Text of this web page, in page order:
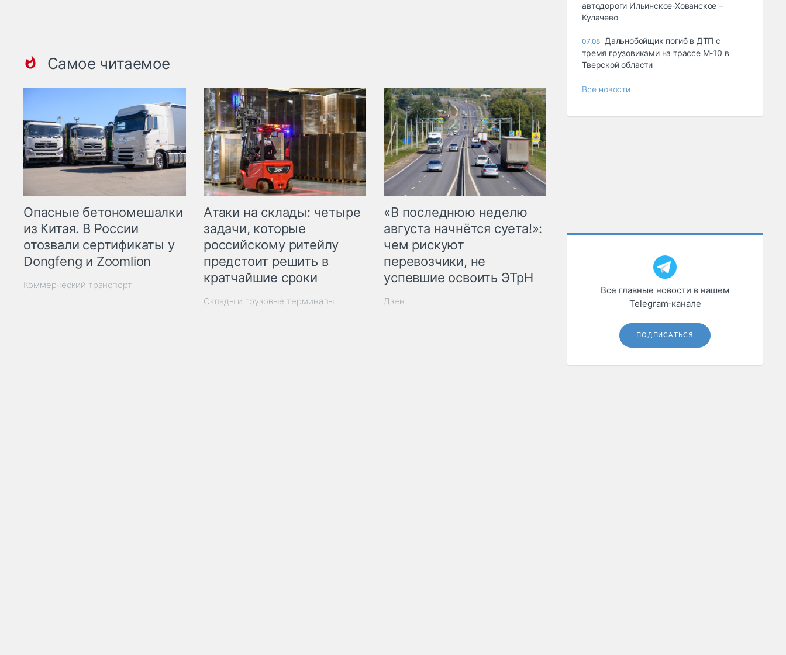
Самое читаемое
Опасные бетономешалки
из Китая. В России
отозвали сертификаты у
Dongfeng и Zoomlion
Коммерческий транспорт
Атаки на склады: четыре
задачи, которые
российскому ритейлу
предстоит решить в
кратчайшие сроки
Склады и грузовые терминалы
«В последнюю неделю
августа начнётся суета!»:
чем рискуют
перевозчики, не
успевшие освоить ЭТрН
Дзен
автодороги Ильинское-Хованское –
Кулачево
07.08 Дальнобойщик погиб в ДТП с
тремя грузовиками на трассе М-10 в
Тверской области
Все новости
Все главные новости в нашем
Telegram‑канале
ПОДПИСАТЬСЯ